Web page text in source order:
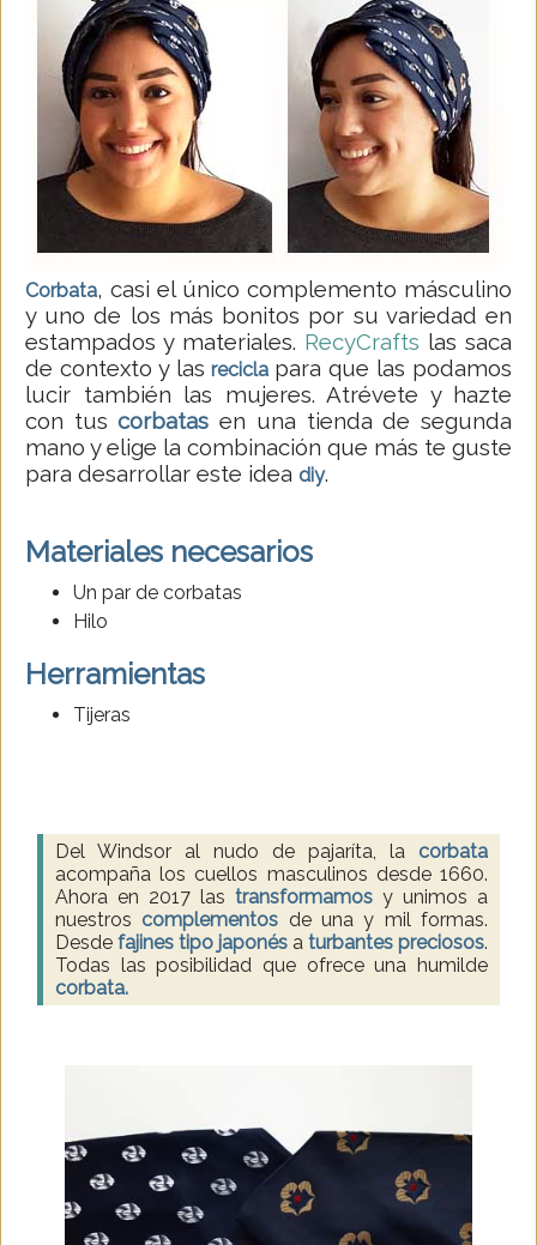
Corbata, casi el único complemento másculino
y uno de los más bonitos por su variedad en
estampados y materiales. RecyCrafts las saca
de contexto y las reciclapara que las podamos
lucir también las mujeres. Atrévete y hazte
con tuscorbatas en una tienda de segunda
mano y elige la combinación que más te guste
para desarrollar este idea diy.
Materiales necesarios
Un par de corbatas
Hilo
Herramientas
Tijeras
Del Windsor al nudo de pajaríta, la corbata
acompaña los cuellos masculinos desde 1660.
Ahora en 2017 las transformamos y unimos a
nuestros complementos de una y mil formas.
Desde fajines tipo japonés a turbantes preciosos.
Todas las posibilidad que ofrece una humilde
corbata.